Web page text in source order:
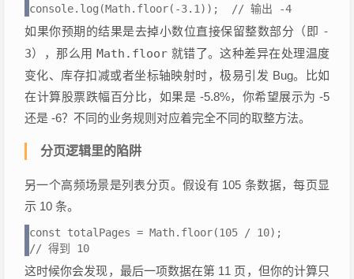
console.log(Math.floor(-3.1));  // 输出 -4
如果你预期的结果是去掉小数位直接保留整数部分（即 -
3），那么用Math.floor 就错了。这种差异在处理温度
变化、库存扣减或者坐标轴映射时，极易引发 Bug。比如
在计算股票跌幅百分比，如果是 -5.8%，你希望展示为 -5
还是 -6？不同的业务规则对应着完全不同的取整方法。
分页逻辑里的陷阱
另一个高频场景是列表分页。假设有 105 条数据，每页显
示 10 条。
const totalPages = Math.floor(105 / 10);
// 得到 10
这时候你会发现，最后一项数据在第 11 页，但你的计算只